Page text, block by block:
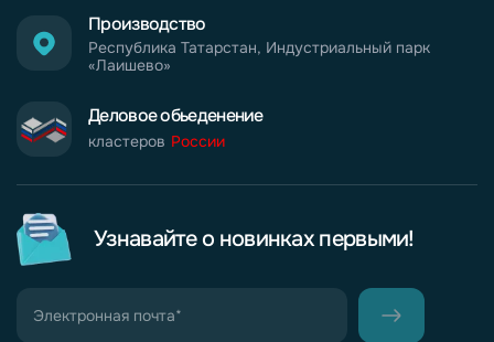
Деловое обьеденение
кластеров России
Производство
Республика Татарстан, Индустриальный парк
«Лаишево»
Узнавайте о новинках первыми!